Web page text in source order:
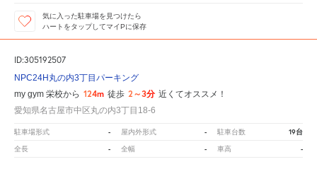
気に入った駐車場を見つけたら
ハートをタップしてマイPに保存
ID:305192507
NPC24H丸の内3丁目パーキング
my gym 栄校から 124m 徒歩 2～3分 近くてオススメ！
愛知県名古屋市中区丸の内3丁目18-6
駐車場形式 - 屋内外形式 - 駐車台数 19台
全長 - 全幅 - 車高 -